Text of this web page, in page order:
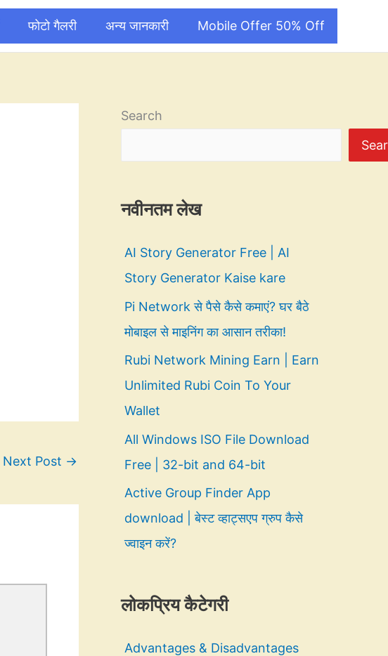
फोटो गैलरी अन्य जानकारी Mobile Offer 50% Off
Next Post →
Search
नवीनतम लेख
AI Story Generator Free | AI
Story Generator Kaise kare
Pi Network से पैसे कैसे कमाएं? घर बैठे
मोबाइल से माइनिंग का आसान तरीका!
Rubi Network Mining Earn | Earn
Unlimited Rubi Coin To Your
Wallet
All Windows ISO File Download
Free | 32-bit and 64-bit
Active Group Finder App
download | बेस्ट व्हाट्सएप ग्रुप कैसे
ज्वाइन करें?
लोकप्रिय कैटेगरी
Advantages & Disadvantages